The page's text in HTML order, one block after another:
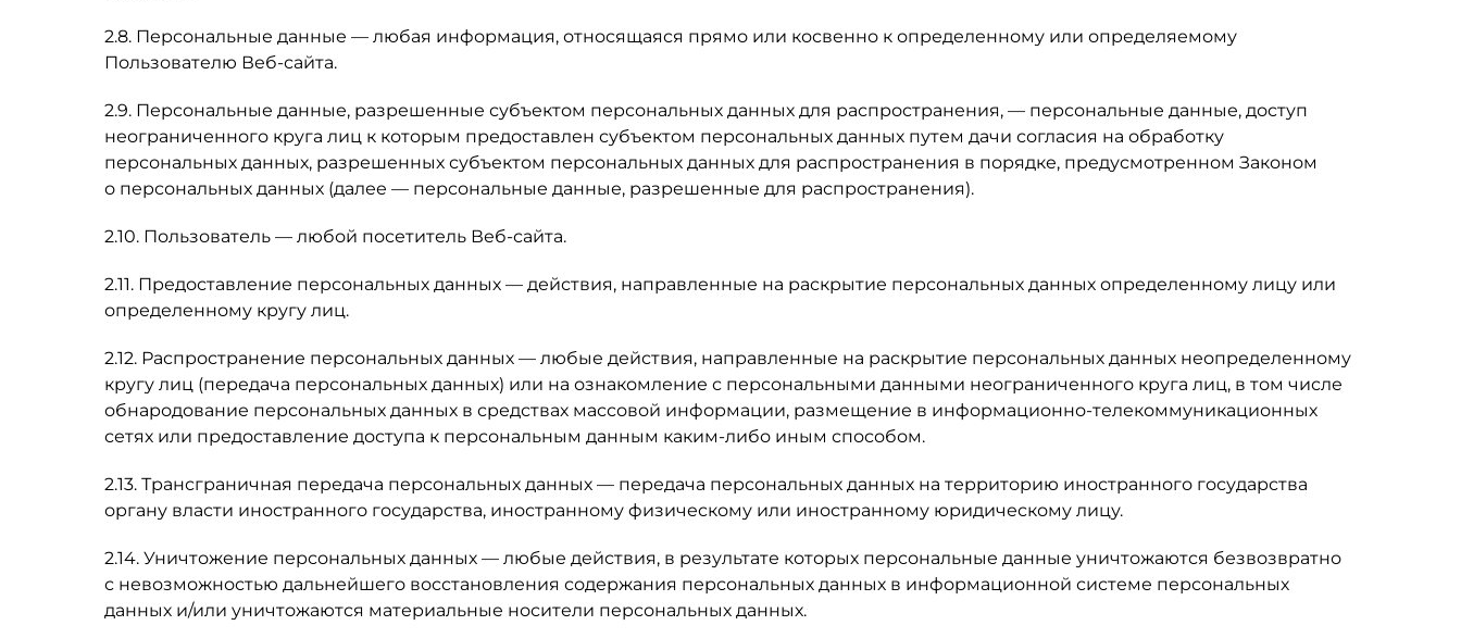
2.8. Персональные данные — любая информация, относящаяся прямо или косвенно к определенному или определяемому
Пользователю Веб-сайта.
2.9. Персональные данные, разрешенные субъектом персональных данных для распространения, — персональные данные, доступ
неограниченного круга лиц к которым предоставлен субъектом персональных данных путем дачи согласия на обработку
персональных данных, разрешенных субъектом персональных данных для распространения в порядке, предусмотренном Законом
о персональных данных (далее — персональные данные, разрешенные для распространения).
2.10. Пользователь — любой посетитель Веб-сайта.
2.11. Предоставление персональных данных — действия, направленные на раскрытие персональных данных определенному лицу или
определенному кругу лиц.
2.12. Распространение персональных данных — любые действия, направленные на раскрытие персональных данных неопределенному
кругу лиц (передача персональных данных) или на ознакомление с персональными данными неограниченного круга лиц, в том числе
обнародование персональных данных в средствах массовой информации, размещение в информационно-телекоммуникационных
сетях или предоставление доступа к персональным данным каким-либо иным способом.
2.13. Трансграничная передача персональных данных — передача персональных данных на территорию иностранного государства
органу власти иностранного государства, иностранному физическому или иностранному юридическому лицу.
2.14. Уничтожение персональных данных — любые действия, в результате которых персональные данные уничтожаются безвозвратно
с невозможностью дальнейшего восстановления содержания персональных данных в информационной системе персональных
данных и/или уничтожаются материальные носители персональных данных.